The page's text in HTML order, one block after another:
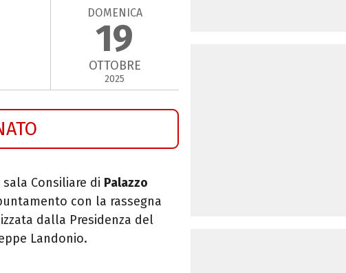
DOMENICA
19
OTTOBRE
2025
Consiliare di Palazzo
con la rassegna
dalla Presidenza del
Landonio.